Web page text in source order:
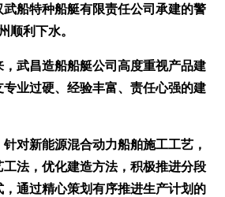
武船特种船艇有限责任公司承建的警
顺利下水。
，武昌造船船艇公司高度重视产品建
业过硬、经验丰富、责任心强的建
对新能源混合动力船舶施工工艺，
法，优化建造方法，积极推进分段
通过精心策划有序推进生产计划的